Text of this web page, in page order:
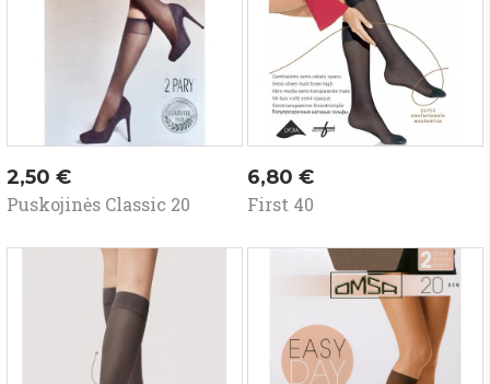
Kaina
2,50 €
Puskojinės Classic 20
Kaina
6,80 €
First 40